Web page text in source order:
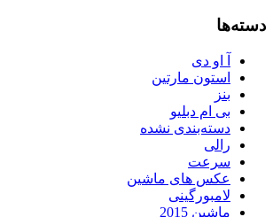
دسته‌ها
آ او دی
استون مارتین
بنز
بی ام دبلیو
دسته‌بندی نشده
رالی
سرعت
عکس های ماشین
لامبورگینی
ماشین 2015